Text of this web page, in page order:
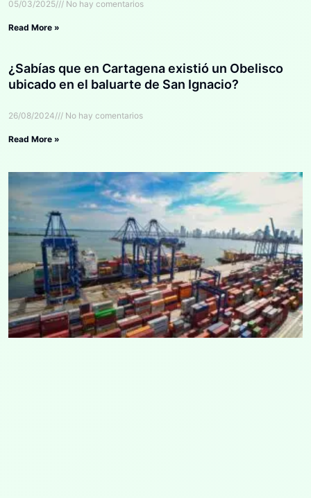
05/03/2025 No hay comentarios
Read More »
¿Sabías que en Cartagena existió un Obelisco
ubicado en el baluarte de San Ignacio?
26/08/2024 No hay comentarios
Read More »